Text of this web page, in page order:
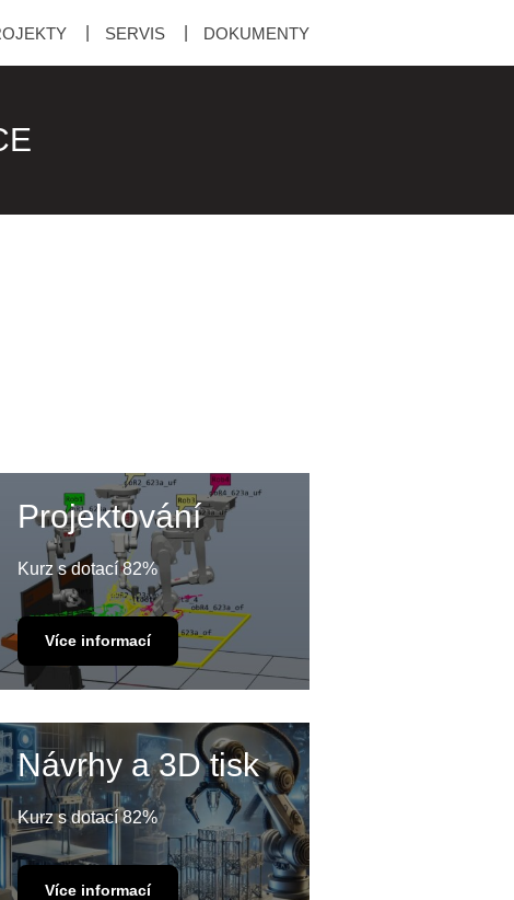
SERVIS DOKUMENTY
Projektování
Kurz s dotací 82%
Více informací
Návrhy a 3D tisk
Kurz s dotací 82%
Více informací